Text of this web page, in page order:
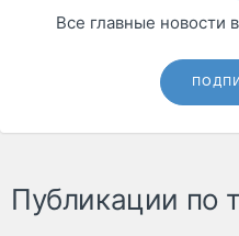
Все главные новости
Публикации по